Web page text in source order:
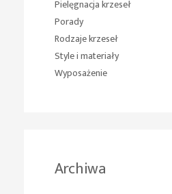
Pielęgnacja krzeseł
Porady
Rodzaje krzeseł
Style i materiały
Wyposażenie
Archiwa